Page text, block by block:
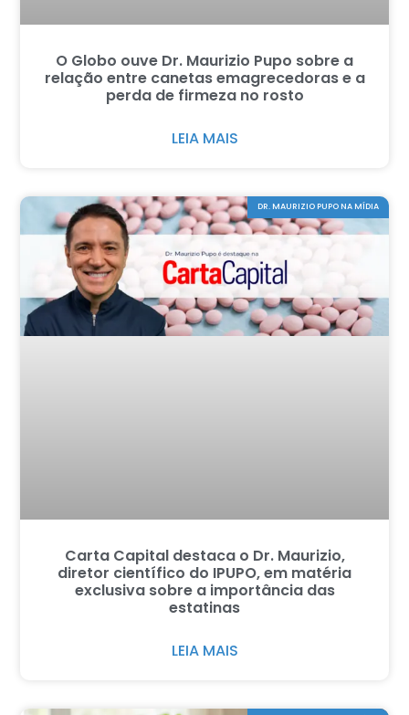
O Globo ouve Dr. Maurizio Pupo sobre a
relação entre canetas emagrecedoras e a
perda de firmeza no rosto
LEIA MAIS
DR. MAURIZIO PUPO NA MÍDIA
Carta Capital destaca o Dr. Maurizio,
diretor científico do IPUPO, em matéria
exclusiva sobre a importância das
estatinas
LEIA MAIS